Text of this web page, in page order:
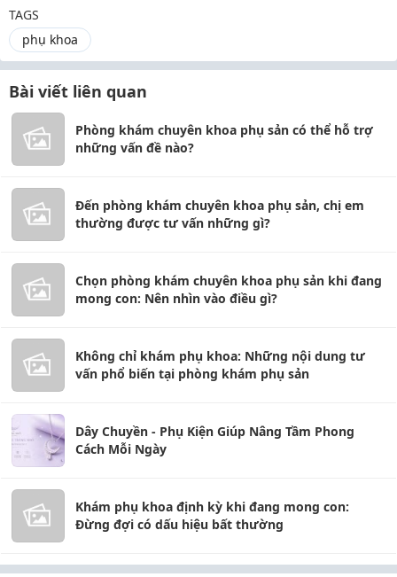
TAGS
phụ khoa
Bài viết liên quan
Phòng khám chuyên khoa phụ sản có thể hỗ trợ
những vấn đề nào?
Đến phòng khám chuyên khoa phụ sản, chị em
thường được tư vấn những gì?
Chọn phòng khám chuyên khoa phụ sản khi đang
mong con: Nên nhìn vào điều gì?
Không chỉ khám phụ khoa: Những nội dung tư
vấn phổ biến tại phòng khám phụ sản
Dây Chuyền - Phụ Kiện Giúp Nâng Tầm Phong
Cách Mỗi Ngày
Khám phụ khoa định kỳ khi đang mong con:
Đừng đợi có dấu hiệu bất thường